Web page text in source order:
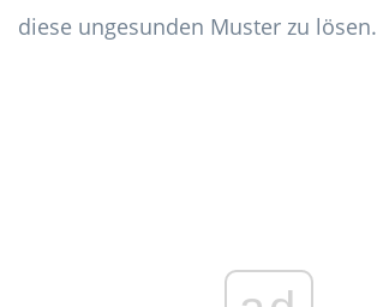
diese ungesunden Muster zu lösen.